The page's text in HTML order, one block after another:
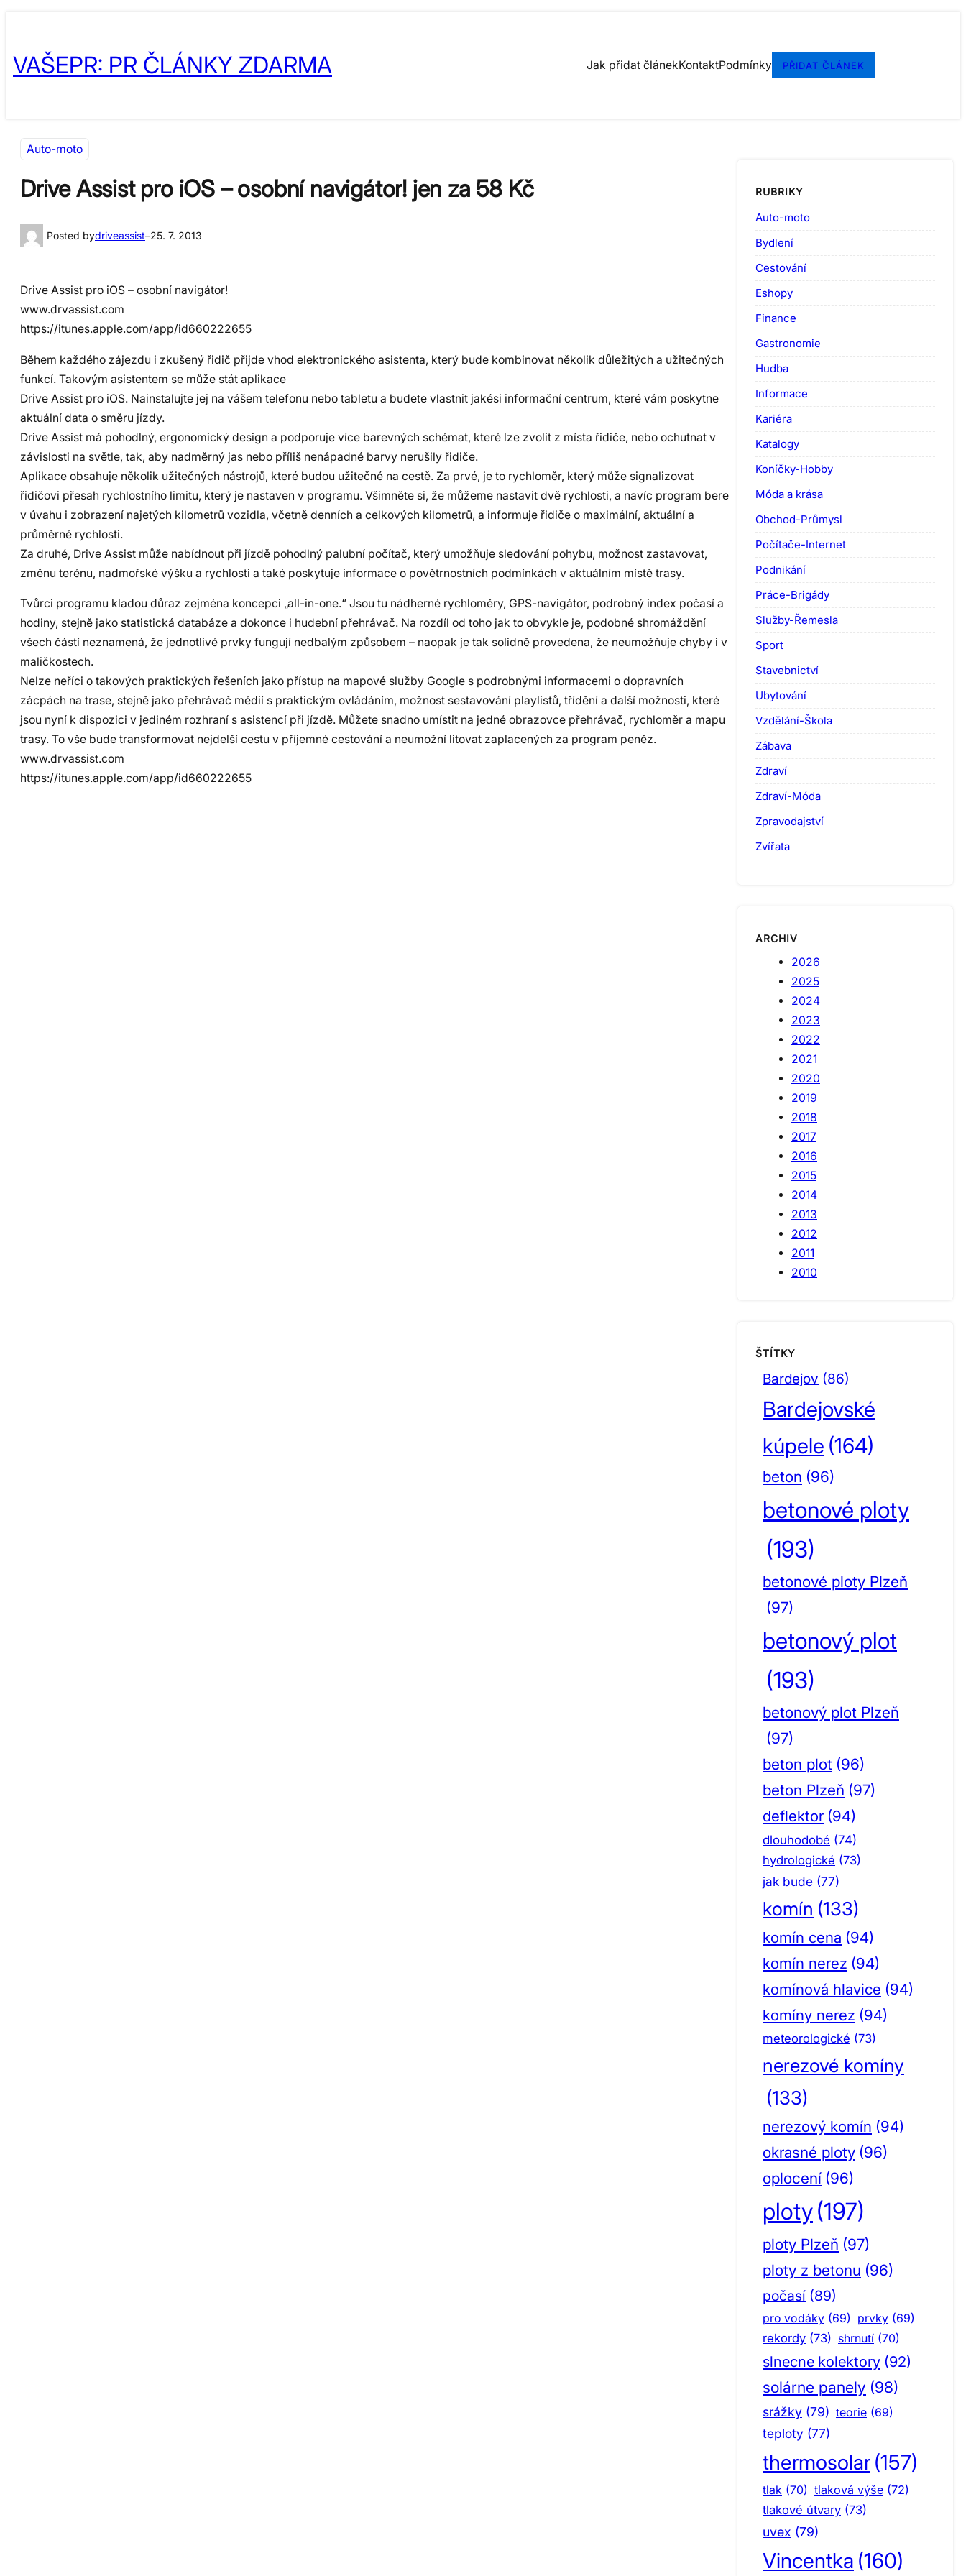
obsah
content
VAŠEPR: PR ČLÁNKY ZDARMA Jak přidat článekKontaktPodmínky PŘIDAT ČLÁNEK
Auto-moto
Drive Assist pro iOS – osobní navigátor! jen za 58 Kč
Posted bydriveassist–25. 7. 2013
Drive Assist pro iOS – osobní navigátor!
www.drvassist.com
https://itunes.apple.com/app/id660222655
Během každého zájezdu i zkušený řidič přijde vhod elektronického asistenta, který bude kombinovat několik důležitých a užitečných
funkcí. Takovým asistentem se může stát aplikace
Drive Assist pro iOS. Nainstalujte jej na vášem telefonu nebo tabletu a budete vlastnit jakési informační centrum, které vám poskytne
aktuální data o směru jízdy.
Drive Assist má pohodlný, ergonomický design a podporuje více barevných schémat, které lze zvolit z místa řidiče, nebo ochutnat v
závislosti na světle, tak, aby nadměrný jas nebo příliš nenápadné barvy nerušily řidiče.
Aplikace obsahuje několik užitečných nástrojů, které budou užitečné na cestě. Za prvé, je to rychloměr, který může signalizovat
řidičovi přesah rychlostního limitu, který je nastaven v programu. Všimněte si, že můžeme nastavit dvě rychlosti, a navíc program bere
v úvahu i zobrazení najetých kilometrů vozidla, včetně denních a celkových kilometrů, a informuje řidiče o maximální, aktuální a
průměrné rychlosti.
Za druhé, Drive Assist může nabídnout při jízdě pohodlný palubní počítač, který umožňuje sledování pohybu, možnost zastavovat,
změnu terénu, nadmořské výšku a rychlosti a také poskytuje informace o povětrnostních podmínkách v aktuálním místě trasy.
Tvůrci programu kladou důraz zejména koncepci „all-in-one.“ Jsou tu nádherné rychloměry, GPS-navigátor, podrobný index počasí a
hodiny, stejně jako statistická databáze a dokonce i hudební přehrávač. Na rozdíl od toho jak to obvykle je, podobné shromáždění
všech částí neznamená, že jednotlivé prvky fungují nedbalým způsobem – naopak je tak solidně provedena, že neumožňuje chyby i v
maličkostech.
Nelze neříci o takových praktických řešeních jako přístup na mapové služby Google s podrobnými informacemi o dopravních
zácpách na trase, stejně jako přehrávač médií s praktickým ovládáním, možnost sestavování playlistů, třídění a další možnosti, které
jsou nyní k dispozici v jediném rozhraní s asistencí při jízdě. Můžete snadno umístit na jedné obrazovce přehrávač, rychloměr a mapu
trasy. To vše bude transformovat nejdelší cestu v příjemné cestování a neumožní litovat zaplacených za program peněz.
www.drvassist.com
https://itunes.apple.com/app/id660222655
RUBRIKY
Auto-moto
Bydlení
Cestování
Eshopy
Finance
Gastronomie
Hudba
Informace
Kariéra
Katalogy
Koníčky-Hobby
Móda a krása
Obchod-Průmysl
Počítače-Internet
Podnikání
Práce-Brigády
Služby-Řemesla
Sport
Stavebnictví
Ubytování
Vzdělání-Škola
Zábava
Zdraví
Zdraví-Móda
Zpravodajství
Zvířata
ARCHIV
2026
2025
2024
2023
2022
2021
2020
2019
2018
2017
2016
2015
2014
2013
2012
2011
2010
ŠTÍTKY
Bardejov (86)
Bardejovské
kúpele (164)
beton (96)
betonové ploty
(193)
betonové ploty Plzeň
(97)
betonový plot
(193)
betonový plot Plzeň
(97)
beton plot (96)
beton Plzeň (97)
deflektor (94)
dlouhodobé (74)
hydrologické (73)
jak bude (77)
komín (133)
komín cena (94)
komín nerez (94)
komínová hlavice (94)
komíny nerez (94)
meteorologické (73)
nerezové komíny
(133)
nerezový komín (94)
okrasné ploty (96)
oplocení (96)
ploty(197)
ploty Plzeň (97)
ploty z betonu (96)
počasí (89)
pro vodáky (69) prvky (69)
rekordy (73) shrnutí (70)
slnecne kolektory (92)
solárne panely (98)
srážky (79) teorie (69)
teploty (77)
thermosolar (157)
tlak (70) tlaková výše (72)
tlakové útvary (73)
uvex (79)
Vincentka (160)